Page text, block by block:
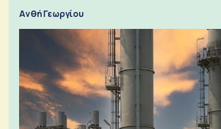
Ανθή Γεωργίου